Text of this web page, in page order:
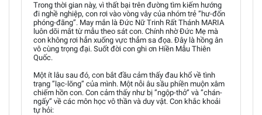
Trong thời gian này, vì thất bại trên đường tìm kiếm hướng
đi nghề nghiệp, con rơi vào vòng vây của nhóm trẻ ”hư-đốn
phóng-đãng”. May mắn là Đức Nữ Trinh Rất Thánh MARIA
luôn dõi mắt từ mẫu theo sát con. Chính nhờ Đức Mẹ mà
con không rơi hẳn xuống vực thẳm sa đọa. Đây là hồng ân
vô cùng trọng đại. Suốt đời con ghi ơn Hiền Mẫu Thiên
Quốc.
Một ít lâu sau đó, con bắt đầu cảm thấy đau khổ về tình
trạng ”lạc-lõng” của mình. Một nỗi âu sầu phiền muộn xâm
chiếm hồn con. Con cảm thấy như bị ”ngộp-thở” và ”chán-
ngấy” về các môn học vô thần và duy vật. Con khắc khoải
tự hỏi: